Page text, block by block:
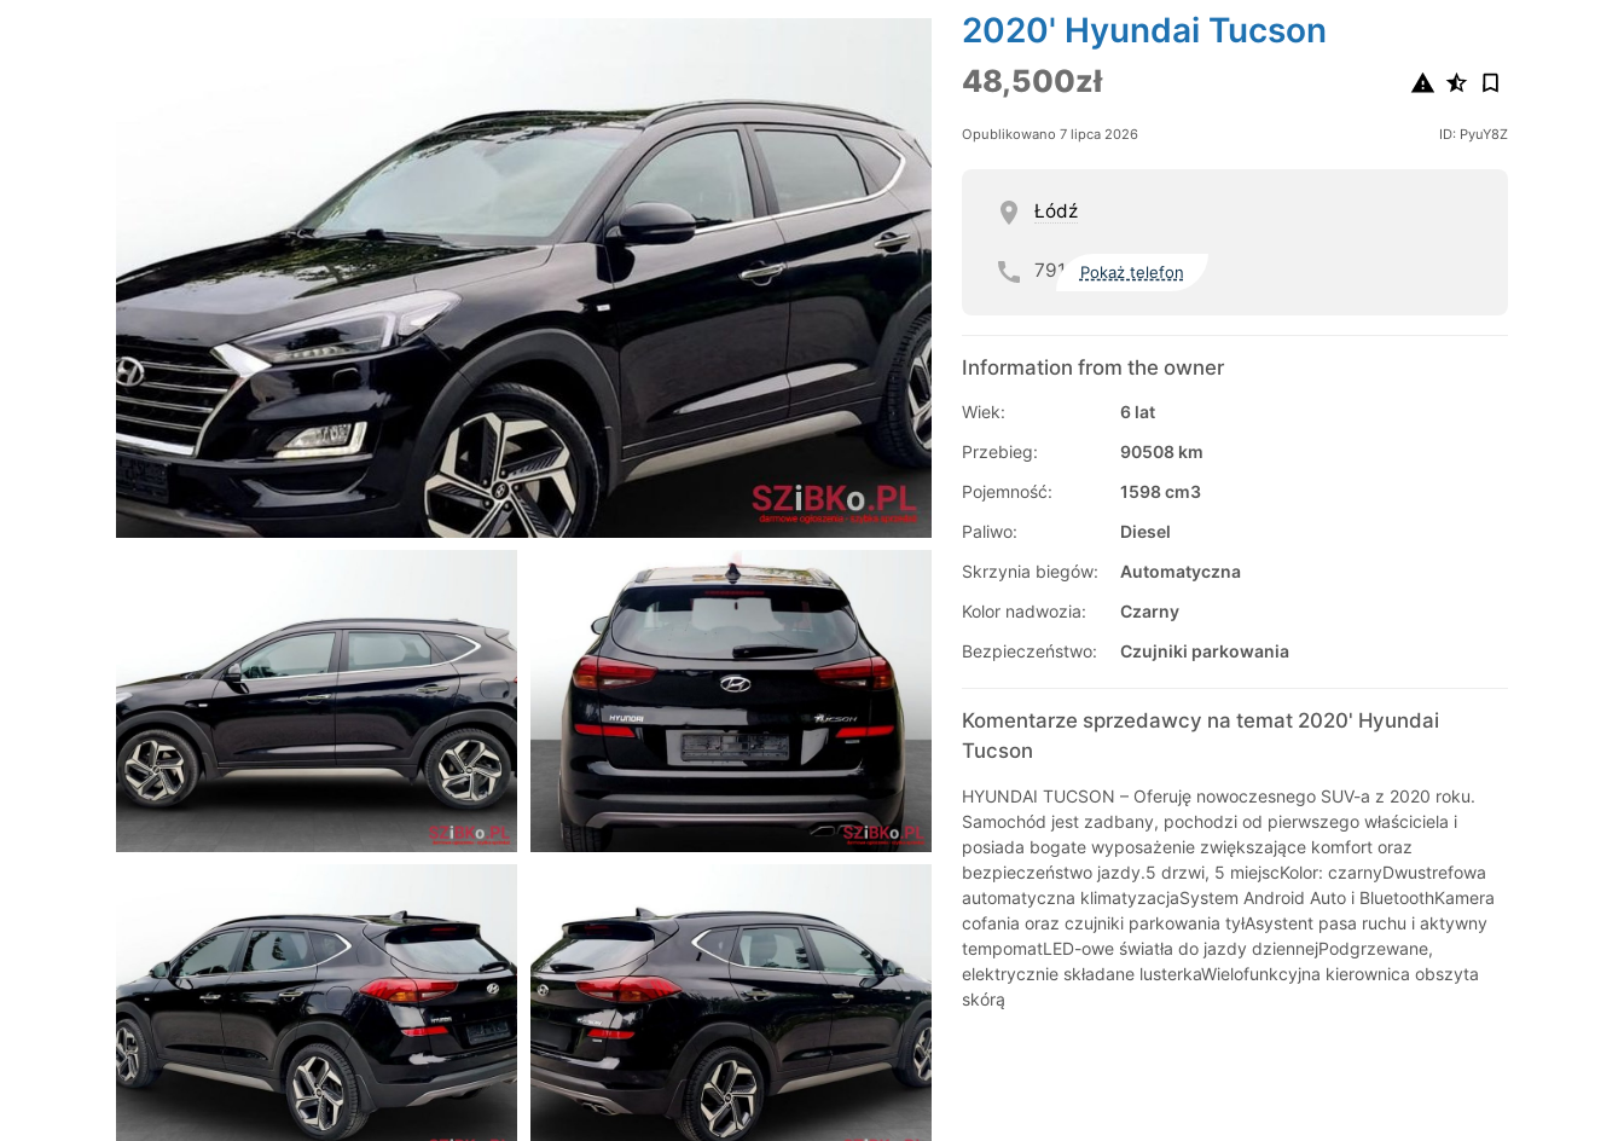
2020' Hyundai Tucson
48,500zł
Opublikowano 7 lipca 2026 ID: PyuY8Z
Łódź
791 Pokaż telefon
Information from the owner
Wiek:
6 lat
Przebieg:
90508 km
Pojemność:
1598 cm3
Paliwo:
Diesel
Skrzynia biegów:
Automatyczna
Kolor nadwozia:
Czarny
Bezpieczeństwo:
Czujniki parkowania
Komentarze sprzedawcy na temat 2020' Hyundai
Tucson
HYUNDAI TUCSON – Oferuję nowoczesnego SUV-a z 2020 roku.
Samochód jest zadbany, pochodzi od pierwszego właściciela i
posiada bogate wyposażenie zwiększające komfort oraz
bezpieczeństwo jazdy.5 drzwi, 5 miejscKolor: czarnyDwustrefowa
automatyczna klimatyzacjaSystem Android Auto i BluetoothKamera
cofania oraz czujniki parkowania tyłAsystent pasa ruchu i aktywny
tempomatLED-owe światła do jazdy dziennejPodgrzewane,
elektrycznie składane lusterkaWielofunkcyjna kierownica obszyta
skórą